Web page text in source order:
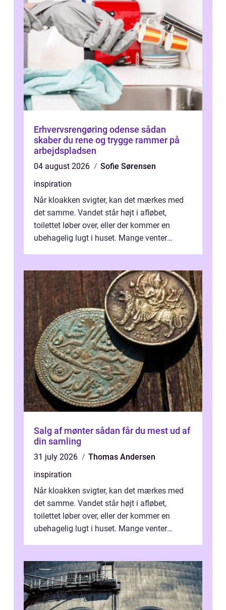
Erhvervsrengøring odense sådan
skaber du rene og trygge rammer på
arbejdspladsen
04 august 2026
Sofie Sørensen
inspiration
Når kloakken svigter, kan det mærkes med
det samme. Vandet står højt i afløbet,
toilettet løber over, eller der kommer en
ubehagelig lugt i huset. Mange venter
Salg af mønter sådan får du mest ud af
din samling
31 july 2026
Thomas Andersen
inspiration
Når kloakken svigter, kan det mærkes med
det samme. Vandet står højt i afløbet,
toilettet løber over, eller der kommer en
ubehagelig lugt i huset. Mange venter